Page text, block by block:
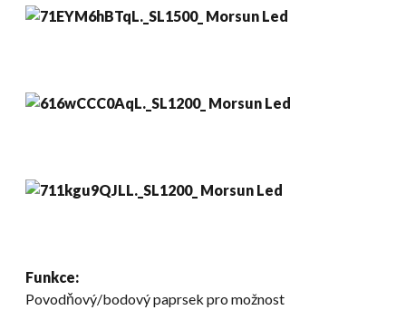
Funkce:
Povodňový/bodový paprsek pro možnost